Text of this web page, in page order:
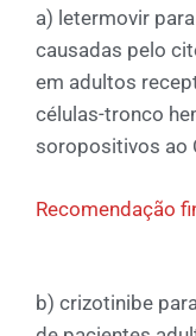
a) letermovir
causadas pelo
em adultos
células-tronco
soropositivos ao
Recomendação
b) crizotinibe